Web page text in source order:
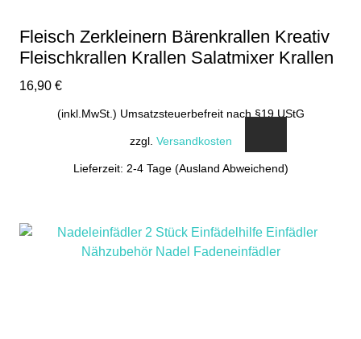
Fleisch Zerkleinern Bärenkrallen Kreativ
Fleischkrallen Krallen Salatmixer Krallen
16,90 €
(inkl.MwSt.) Umsatzsteuerbefreit nach §19 UStG
zzgl. Versandkosten
Lieferzeit: 2-4 Tage (Ausland Abweichend)